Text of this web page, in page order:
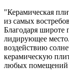
"Керамическая
из самых
Благодаря широте
лидирующее
воздействию
керамическую
любых помещений